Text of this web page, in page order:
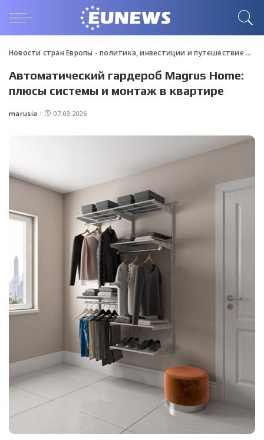
Новости стран Европы - политика, инвестиции и путешествие>
Автоматический гардероб Magrus Home:
плюсы системы и монтаж в квартире
Posted
marusia 07.03.2026